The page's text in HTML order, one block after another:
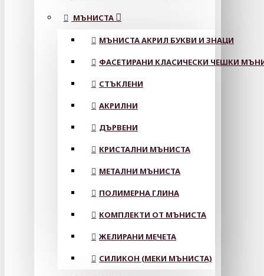
МЪНИСТА
МЪНИСТА АКРИЛ БУКВИ И ЗНАЦИ
ФАСЕТИРАНИ КЛАСИЧЕСКИ ЧЕШКИ
СТЪКЛЕНИ
АКРИЛНИ
ДЪРВЕНИ
КРИСТАЛНИ МЪНИСТА
МЕТАЛНИ МЪНИСТА
ПОЛИМЕРНА ГЛИНА
КОМПЛЕКТИ ОТ МЪНИСТА
ЖЕЛИРАНИ МЕЧЕТА
СИЛИКОН (МЕКИ МЪНИСТА)